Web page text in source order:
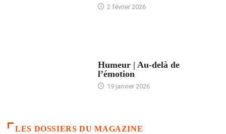
2 février 2026
Humeur | Au-delà de
l’émotion
19 janvier 2026
LES DOSSIERS DU MAGAZINE